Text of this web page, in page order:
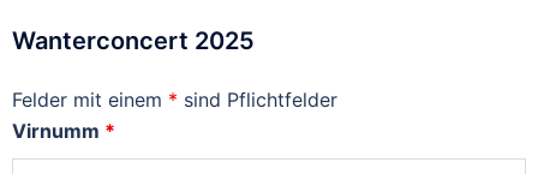
Wanterconcert 2025
Felder mit einem * sind Pflichtfelder
Virnumm *